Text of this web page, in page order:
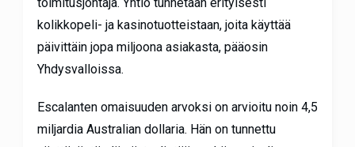
kolikkopeli- ja kasinotuotteistaan, joita käyttää
päivittäin jopa miljoona asiakasta, pääosin
Yhdysvalloissa.
Escalanten omaisuuden arvoksi on arvioitu noin 4,5
miljardia Australian dollaria. Hän on tunnettu